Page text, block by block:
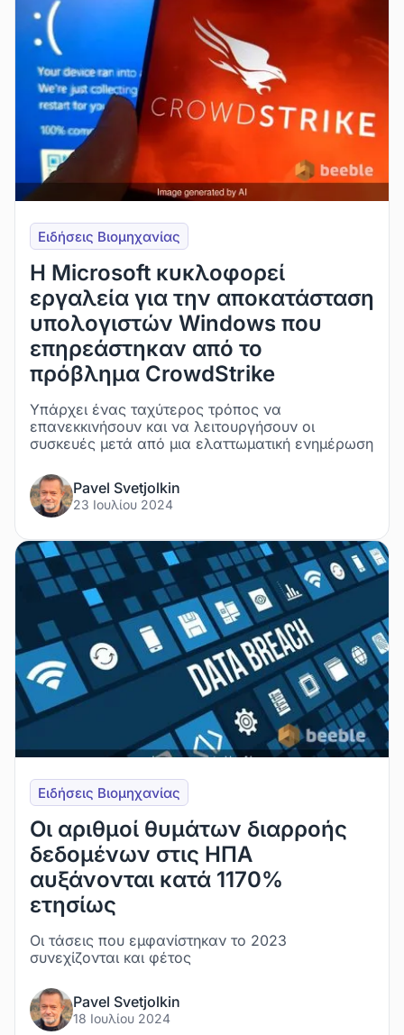
Ειδήσεις Βιομηχανίας
Η Microsoft κυκλοφορεί
εργαλεία για την αποκατάσταση
υπολογιστών Windows που
επηρεάστηκαν από το
πρόβλημα CrowdStrike
Υπάρχει ένας ταχύτερος τρόπος να
επανεκκινήσουν και να λειτουργήσουν οι
συσκευές μετά από μια ελαττωματική ενημέρωση
Pavel Svetjolkin
23 Ιουλίου 2024
Ειδήσεις Βιομηχανίας
Οι αριθμοί θυμάτων διαρροής
δεδομένων στις ΗΠΑ
αυξάνονται κατά 1170%
ετησίως
Οι τάσεις που εμφανίστηκαν το 2023
συνεχίζονται και φέτος
Pavel Svetjolkin
18 Ιουλίου 2024